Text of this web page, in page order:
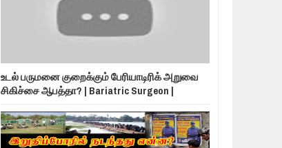
உடல் பருமனை குறைக்கும் பேரியாடிரிக் அறுவை
சிகிச்சை ஆபத்தா? | Bariatric Surgeon |